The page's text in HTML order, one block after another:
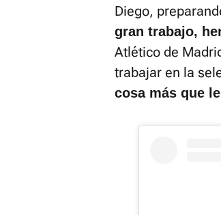
Diego,
gran trabajo,
Atlético de
trabajar en la
cosa más que